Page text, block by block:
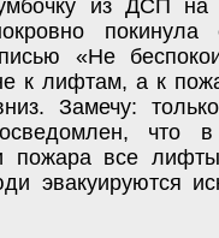
из ДСП на
«Не
к лифтам, а к
Замечу:
что
пожара все лифты
эвакуируются